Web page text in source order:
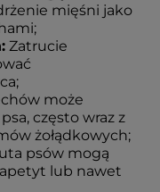
mięśni jako
: Zatrucie
może
często wraz z
żołądkowych;
psów mogą
lub nawet